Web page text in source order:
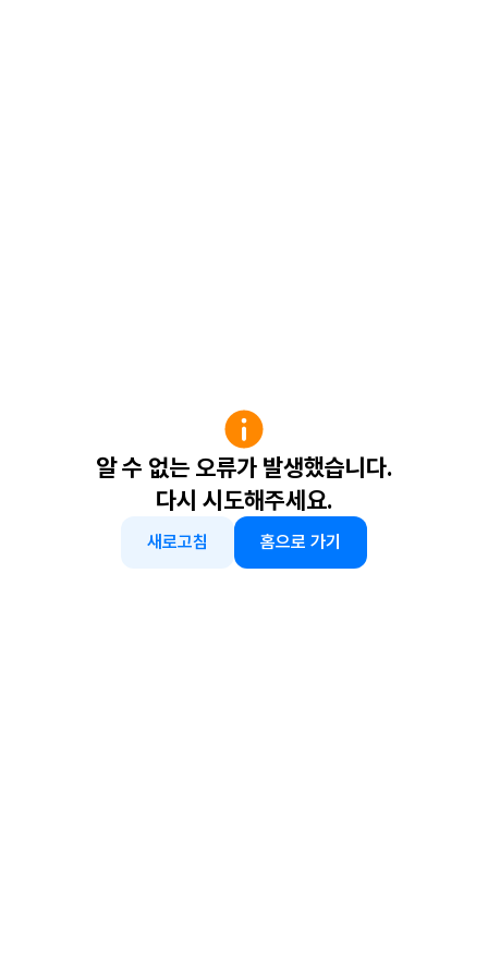
알 수 없는 오류가 발생했습니다.
다시 시도해주세요.
새로고침 홈으로 가기